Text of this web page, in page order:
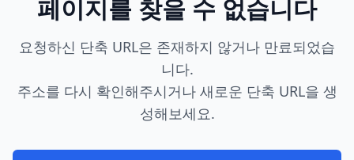
페이지를 찾을 수 없습니다
요청하신 단축 URL은 존재하지 않거나 만료되었습
니다.
주소를 다시 확인해주시거나 새로운 단축 URL을 생
성해보세요.